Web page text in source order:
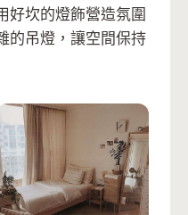
好坎的燈飾營造氛圍
的吊燈，讓空間保持